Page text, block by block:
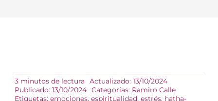
3 minutos de lectura
Actualizado: 13/10/2024
Publicado: 13/10/2024 Categorías: Ramiro Calle
Etiquetas: emociones, espiritualidad, estrés, hatha-